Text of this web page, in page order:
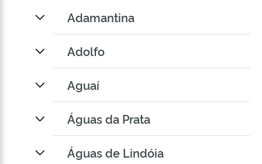
Adamantina
Adolfo
Aguaí
Águas da Prata
Águas de Lindóia